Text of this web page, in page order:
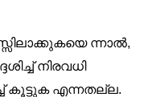
ന്നാൽ,
നിരവധി
കൂട്ടുക എന്നതല്ല.